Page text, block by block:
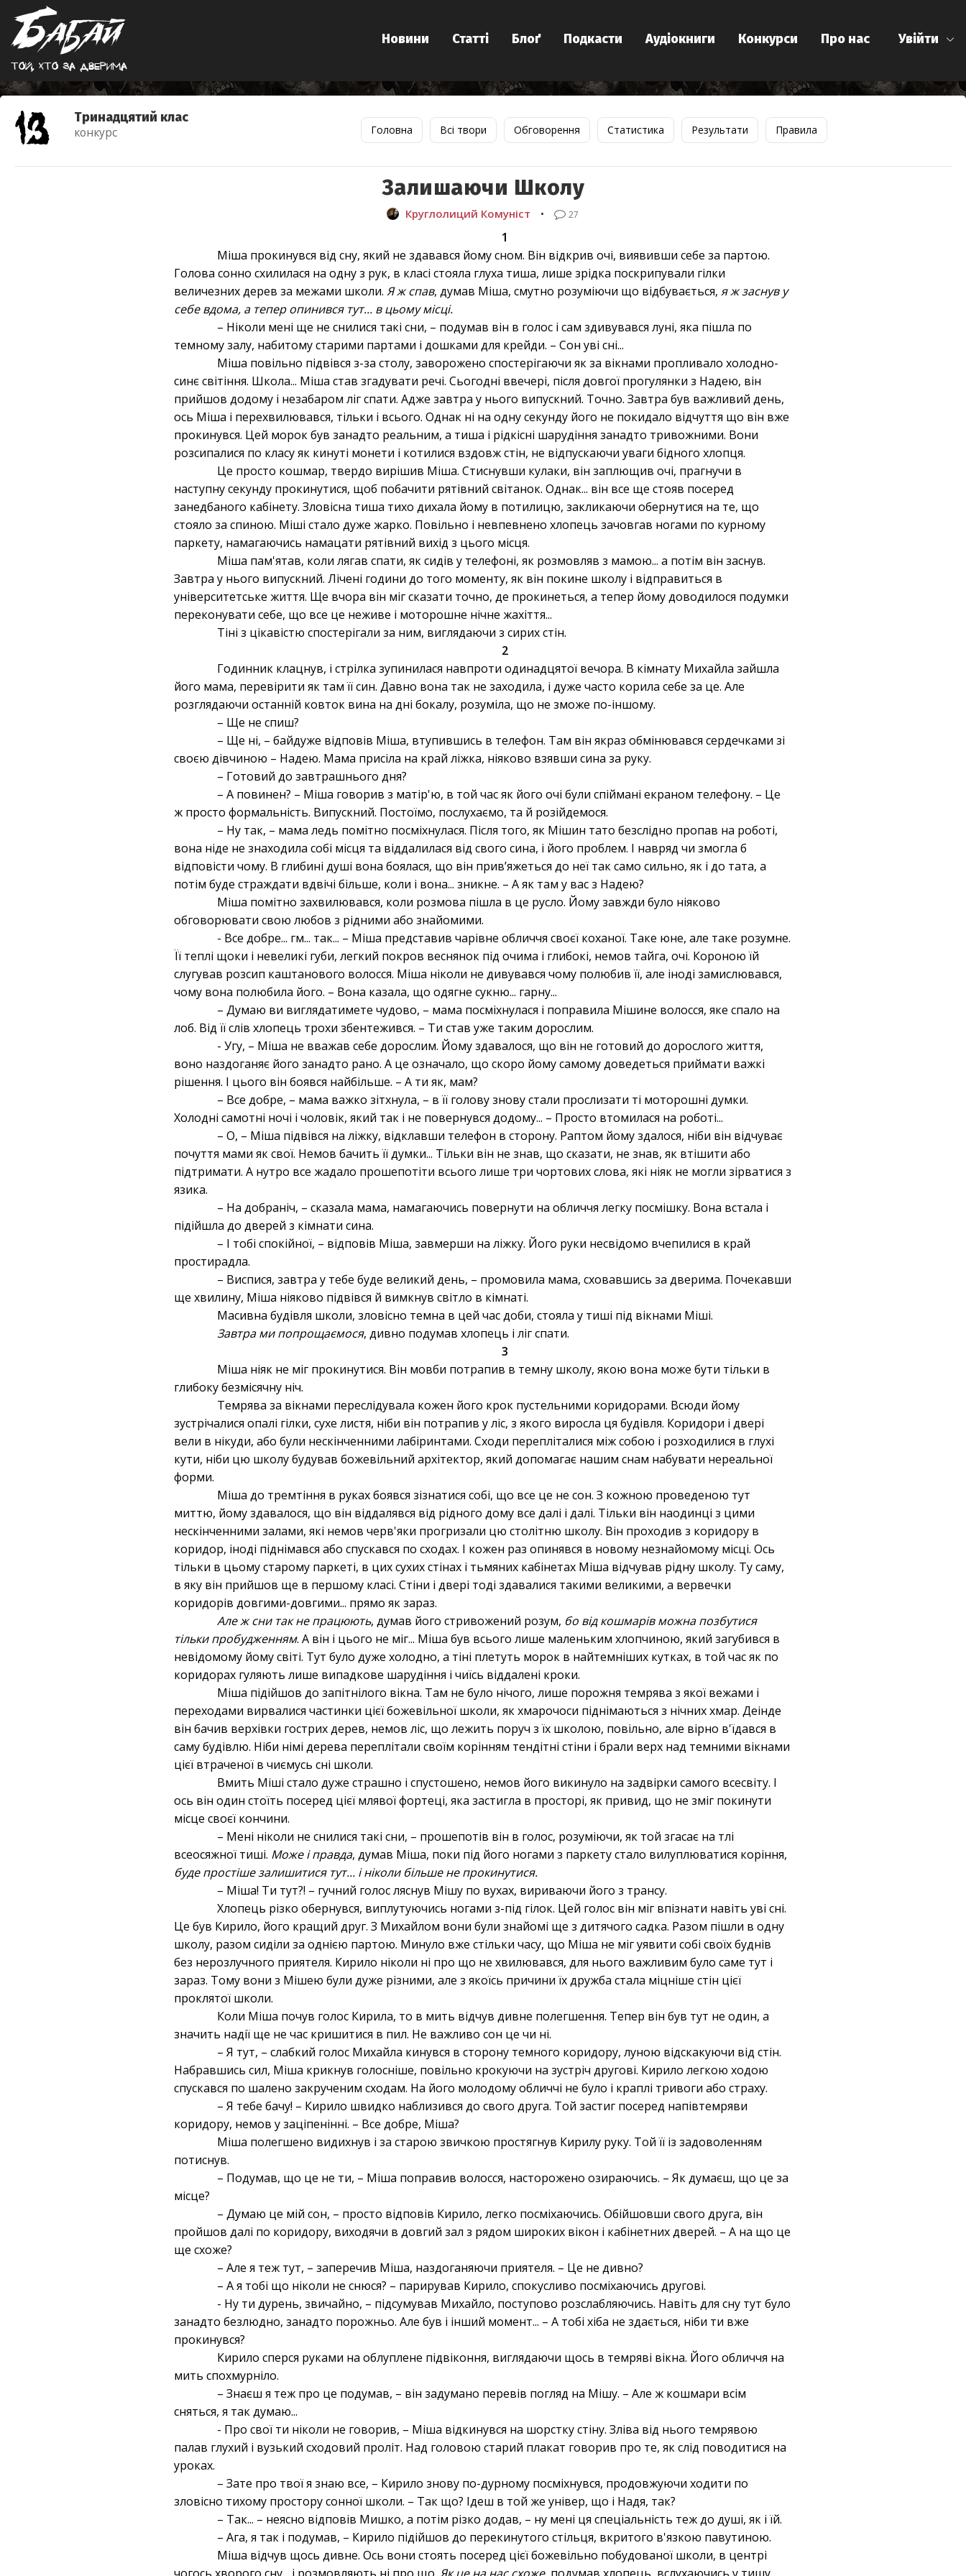
Той, хто за дверима
Увійти
Новини Статті Блоґ Подкасти Аудіокниги Конкурси Про нас
Тринадцятий клас
конкурс Головна Всі твори Обговорення Статистика Результати Правила
Залишаючи Школу
Круглолиций Комуніст • 27
1
Міша прокинувся від сну, який не здавався йому сном. Він відкрив очі, виявивши себе за партою.
Голова сонно схилилася на одну з рук, в класі стояла глуха тиша, лише зрідка поскрипували гілки
величезних дерев за межами школи.Я ж спав, думав Міша, смутно розуміючи що відбувається,я ж заснув у
себе вдома, а тепер опинився тут... в цьому місці.
– Ніколи мені ще не снилися такі сни, – подумав він в голос і сам здивувався луні, яка пішла по
темному залу, набитому старими партами і дошками для крейди. – Сон уві сні...
Міша повільно підвівся з-за столу, заворожено спостерігаючи як за вікнами пропливало холодно-
синє світіння. Школа... Міша став згадувати речі. Сьогодні ввечері, після довгої прогулянки з Надею, він
прийшов додому і незабаром ліг спати. Адже завтра у нього випускний. Точно. Завтра був важливий день,
ось Міша і перехвилювався, тільки і всього. Однак ні на одну секунду його не покидало відчуття що він вже
прокинувся. Цей морок був занадто реальним, а тиша і рідкісні шарудіння занадто тривожними. Вони
розсипалися по класу як кинуті монети і котилися вздовж стін, не відпускаючи уваги бідного хлопця.
Це просто кошмар, твердо вирішив Міша. Стиснувши кулаки, він заплющив очі, прагнучи в
наступну секунду прокинутися, щоб побачити рятівний світанок. Однак... він все ще стояв посеред
занедбаного кабінету. Зловісна тиша тихо дихала йому в потилицю, закликаючи обернутися на те, що
стояло за спиною. Міші стало дуже жарко. Повільно і невпевнено хлопець зачовгав ногами по курному
паркету, намагаючись намацати рятівний вихід з цього місця.
Міша пам'ятав, коли лягав спати, як сидів у телефоні, як розмовляв з мамою... а потім він заснув.
Завтра у нього випускний. Лічені години до того моменту, як він покине школу і відправиться в
університетське життя. Ще вчора він міг сказати точно, де прокинеться, а тепер йому доводилося подумки
переконувати себе, що все це неживе і моторошне нічне жахіття...
Тіні з цікавістю спостерігали за ним, виглядаючи з сирих стін.
2
Годинник клацнув, і стрілка зупинилася навпроти одинадцятої вечора. В кімнату Михайла зайшла
його мама, перевірити як там її син. Давно вона так не заходила, і дуже часто корила себе за це. Але
розглядаючи останній ковток вина на дні бокалу, розуміла, що не зможе по-іншому.
– Ще не спиш?
– Ще ні, – байдуже відповів Міша, втупившись в телефон. Там він якраз обмінювався сердечками зі
своєю дівчиною – Надею. Мама присіла на край ліжка, ніяково взявши сина за руку.
– Готовий до завтрашнього дня?
– А повинен? – Міша говорив з матір'ю, в той час як його очі були спіймані екраном телефону. – Це
ж просто формальність. Випускний. Постоїмо, послухаємо, та й розійдемося.
– Ну так, – мама ледь помітно посміхнулася. Після того, як Мішин тато безслідно пропав на роботі,
вона ніде не знаходила собі місця та віддалилася від свого сина, і його проблем. І навряд чи змогла б
відповісти чому. В глибині душі вона боялася, що він прив’яжеться до неї так само сильно, як і до тата, а
потім буде страждати вдвічі більше, коли і вона... зникне. – А як там у вас з Надею?
Міша помітно захвилювався, коли розмова пішла в це русло. Йому завжди було ніяково
обговорювати свою любов з рідними або знайомими.
- Все добре... гм... так... – Міша представив чарівне обличчя своєї коханої. Таке юне, але таке розумне.
Її теплі щоки і невеликі губи, легкий покров веснянок під очима і глибокі, немов тайга, очі. Короною їй
слугував розсип каштанового волосся. Міша ніколи не дивувався чому полюбив її, але іноді замислювався,
чому вона полюбила його. – Вона казала, що одягне сукню... гарну...
– Думаю ви виглядатимете чудово, – мама посміхнулася і поправила Мішине волосся, яке спало на
лоб. Від її слів хлопець трохи збентежився. – Ти став уже таким дорослим.
- Угу, – Міша не вважав себе дорослим. Йому здавалося, що він не готовий до дорослого життя,
воно наздоганяє його занадто рано. А це означало, що скоро йому самому доведеться приймати важкі
рішення. І цього він боявся найбільше. – А ти як, мам?
– Все добре, – мама важко зітхнула, – в її голову знову стали прослизати ті моторошні думки.
Холодні самотні ночі і чоловік, який так і не повернувся додому... – Просто втомилася на роботі...
– О, – Міша підвівся на ліжку, відклавши телефон в сторону. Раптом йому здалося, ніби він відчуває
почуття мами як свої. Немов бачить її думки... Тільки він не знав, що сказати, не знав, як втішити або
підтримати. А нутро все жадало прошепотіти всього лише три чортових слова, які ніяк не могли зірватися з
язика.
– На добраніч, – сказала мама, намагаючись повернути на обличчя легку посмішку. Вона встала і
підійшла до дверей з кімнати сина.
– І тобі спокійної, – відповів Міша, завмерши на ліжку. Його руки несвідомо вчепилися в край
простирадла.
– Виспися, завтра у тебе буде великий день, – промовила мама, сховавшись за дверима. Почекавши
ще хвилину, Міша ніяково підвівся й вимкнув світло в кімнаті.
Масивна будівля школи, зловісно темна в цей час доби, стояла у тиші під вікнами Міші.
Завтра ми попрощаємося, дивно подумав хлопець і ліг спати.
3
Міша ніяк не міг прокинутися. Він мовби потрапив в темну школу, якою вона може бути тільки в
глибоку безмісячну ніч.
Темрява за вікнами переслідувала кожен його крок пустельними коридорами. Всюди йому
зустрічалися опалі гілки, сухе листя, ніби він потрапив у ліс, з якого виросла ця будівля. Коридори і двері
вели в нікуди, або були нескінченними лабіринтами. Сходи перепліталися між собою і розходилися в глухі
кути, ніби цю школу будував божевільний архітектор, який допомагає нашим снам набувати нереальної
форми.
Міша до тремтіння в руках боявся зізнатися собі, що все це не сон. З кожною проведеною тут
миттю, йому здавалося, що він віддалявся від рідного дому все далі і далі. Тільки він наодинці з цими
нескінченними залами, які немов черв'яки прогризали цю столітню школу. Він проходив з коридору в
коридор, іноді піднімався або спускався по сходах. І кожен раз опинявся в новому незнайомому місці. Ось
тільки в цьому старому паркеті, в цих сухих стінах і тьмяних кабінетах Міша відчував рідну школу. Ту саму,
в яку він прийшов ще в першому класі. Стіни і двері тоді здавалися такими великими, а вервечки
коридорів довгими-довгими... прямо як зараз.
Але ж сни так не працюють, думав його стривожений розум, бо від кошмарів можна позбутися
тільки пробудженням. А він і цього не міг... Міша був всього лише маленьким хлопчиною, який загубився в
невідомому йому світі. Тут було дуже холодно, а тіні плетуть морок в найтемніших кутках, в той час як по
коридорах гуляють лише випадкове шарудіння і чиїсь віддалені кроки.
Міша підійшов до запітнілого вікна. Там не було нічого, лише порожня темрява з якої вежами і
переходами вирвалися частинки цієї божевільної школи, як хмарочоси піднімаються з нічних хмар. Деінде
він бачив верхівки гострих дерев, немов ліс, що лежить поруч з їх школою, повільно, але вірно в'їдався в
саму будівлю. Ніби німі дерева переплітали своїм корінням тендітні стіни і брали верх над темними вікнами
цієї втраченої в чиємусь сні школи.
Вмить Міші стало дуже страшно і спустошено, немов його викинуло на задвірки самого всесвіту. І
ось він один стоїть посеред цієї млявої фортеці, яка застигла в просторі, як привид, що не зміг покинути
місце своєї кончини.
– Мені ніколи не снилися такі сни, – прошепотів він в голос, розуміючи, як той згасає на тлі
всеосяжної тиші. Може і правда, думав Міша, поки під його ногами з паркету стало вилуплюватися коріння,
буде простіше залишитися тут... і ніколи більше не прокинутися.
– Міша! Ти тут?! – гучний голос ляснув Мішу по вухах, вириваючи його з трансу.
Хлопець різко обернувся, виплутуючись ногами з-під гілок. Цей голос він міг впізнати навіть уві сні.
Це був Кирило, його кращий друг. З Михайлом вони були знайомі ще з дитячого садка. Разом пішли в одну
школу, разом сиділи за однією партою. Минуло вже стільки часу, що Міша не міг уявити собі своїх буднів
без нерозлучного приятеля. Кирило ніколи ні про що не хвилювався, для нього важливим було саме тут і
зараз. Тому вони з Мішею були дуже різними, але з якоїсь причини їх дружба стала міцніше стін цієї
проклятої школи.
Коли Міша почув голос Кирила, то в мить відчув дивне полегшення. Тепер він був тут не один, а
значить надії ще не час кришитися в пил. Не важливо сон це чи ні.
– Я тут, – слабкий голос Михайла кинувся в сторону темного коридору, луною відскакуючи від стін.
Набравшись сил, Міша крикнув голосніше, повільно крокуючи на зустріч другові. Кирило легкою ходою
спускався по шалено закрученим сходам. На його молодому обличчі не було і краплі тривоги або страху.
– Я тебе бачу! – Кирило швидко наблизився до свого друга. Той застиг посеред напівтемряви
коридору, немов у заціпенінні. – Все добре, Міша?
Міша полегшено видихнув і за старою звичкою простягнув Кирилу руку. Той її із задоволенням
потиснув.
– Подумав, що це не ти, – Міша поправив волосся, насторожено озираючись. – Як думаєш, що це за
місце?
– Думаю це мій сон, – просто відповів Кирило, легко посміхаючись. Обійшовши свого друга, він
пройшов далі по коридору, виходячи в довгий зал з рядом широких вікон і кабінетних дверей. – А на що це
ще схоже?
– Але я теж тут, – заперечив Міша, наздоганяючи приятеля. – Це не дивно?
– А я тобі що ніколи не снюся? – парирував Кирило, спокусливо посміхаючись другові.
- Ну ти дурень, звичайно, – підсумував Михайло, поступово розслабляючись. Навіть для сну тут було
занадто безлюдно, занадто порожньо. Але був і інший момент... – А тобі хіба не здається, ніби ти вже
прокинувся?
Кирило сперся руками на облуплене підвіконня, виглядаючи щось в темряві вікна. Його обличчя на
мить спохмурніло.
– Знаєш я теж про це подумав, – він задумано перевів погляд на Мішу. – Але ж кошмари всім
сняться, я так думаю...
- Про свої ти ніколи не говорив, – Міша відкинувся на шорстку стіну. Зліва від нього темрявою
палав глухий і вузький сходовий проліт. Над головою старий плакат говорив про те, як слід поводитися на
уроках.
– Зате про твої я знаю все, – Кирило знову по-дурному посміхнувся, продовжуючи ходити по
зловісно тихому простору сонної школи. – Так що? Ідеш в той же універ, що і Надя, так?
– Так... – неясно відповів Мишко, а потім різко додав, – ну мені ця спеціальність теж до душі, як і їй.
– Ага, я так і подумав, – Кирило підійшов до перекинутого стільця, вкритого в'язкою павутиною.
Міша відчув щось дивне. Ось вони стоять посеред цієї божевільно побудованої школи, в центрі